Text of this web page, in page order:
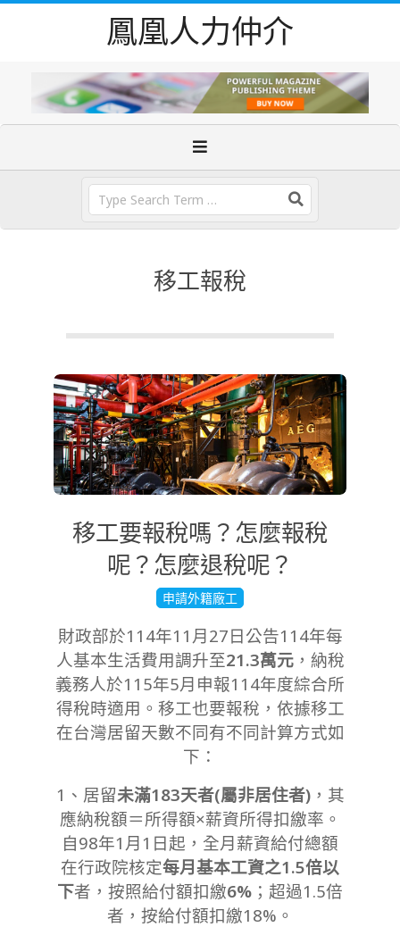
鳳凰人力仲介
移工報稅
移工要報稅嗎？怎麼報稅
呢？怎麼退稅呢？
28
申請外籍廠工
財政部於114年11月27日公告114年每
人基本生活費用調升至21.3萬元，納稅
義務人於115年5月申報114年度綜合所
得稅時適用。移工也要報稅，依據移工
在台灣居留天數不同有不同計算方式如
下：
1、居留未滿183天者(屬非居住者)，其
應納稅額＝所得額×薪資所得扣繳率。
自98年1月1日起，全月薪資給付總額
在行政院核定每月基本工資之1.5倍以
下者，按照給付額扣繳6% ；超過1.5倍
者，按給付額扣繳18%。